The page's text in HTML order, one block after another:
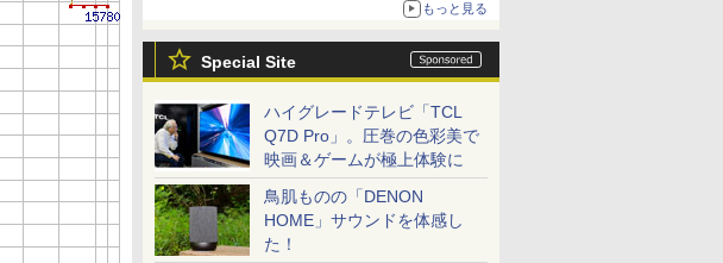
もっと見る
Special Site
ハイグレードテレビ「TCL
Q7D Pro」。圧巻の色彩美で
映画＆ゲームが極上体験に
鳥肌ものの「DENON
HOME」サウンドを体感し
た！